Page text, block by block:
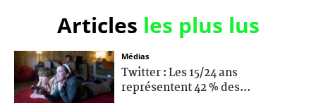
Articles les plus lus
Médias
Twitter : Les 15/24 ans
représentent 42 % des...